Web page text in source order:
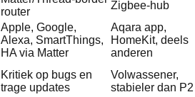
router
Zigbee‑hub
Apple, Google,
Alexa, SmartThings,
HA via Matter
Aqara app,
HomeKit, deels
anderen
Kritiek op bugs en
trage updates
Volwassener,
stabieler dan P2